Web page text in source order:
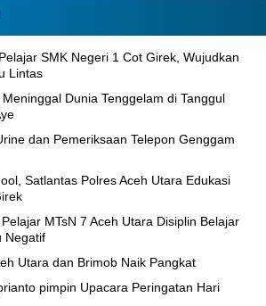
SMK Negeri 1 Cot Girek, Wujudkan
Lintas
Dunia Tenggelam di Tanggul
dan Pemeriksaan Telepon Genggam
Satlantas Polres Aceh Utara Edukasi
MTsN 7 Aceh Utara Disiplin Belajar
Negatif
Utara dan Brimob Naik Pangkat
pimpin Upacara Peringatan Hari